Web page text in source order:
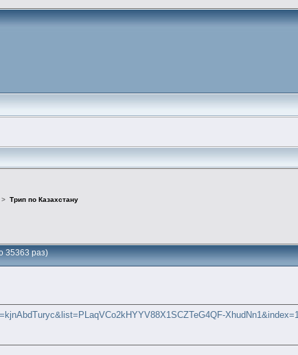
> Трип по Казахстану
35363 раз)
XhudNn1&index=1